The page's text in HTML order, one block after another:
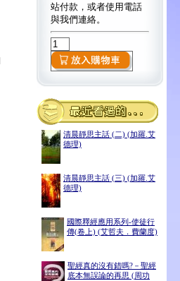
站付款，或者使用電話
與我們連絡。
清晨靜思主話 (二) (加羅.艾
德理)
清晨靜思主話 (三) (加羅.艾
德理)
國際釋經應用系列-使徒行
傳(卷上) (艾哲夫．費蘭度)
聖經真的沒有錯嗎?－聖經
底本無誤論的再思 (周功